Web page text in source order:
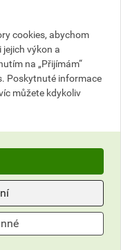
s DPH
GR4GZ
cookies, abychom
výkon a
na „Přijímám“
Poskytnuté informace
můžete kdykoliv